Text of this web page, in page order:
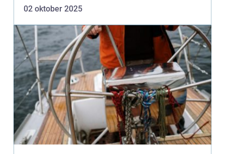
02 oktober 2025